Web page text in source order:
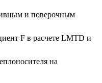
и поверочным
F в расчете LMTD и
на